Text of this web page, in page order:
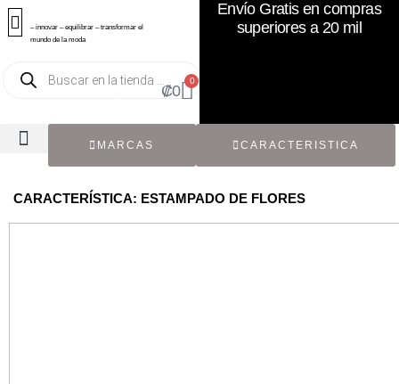
– innovar – equilibrar – transformar el
mundo de la moda
₡0
0
Envío Gratis en compras
superiores a 20 mil
MARCAS CARACTERISTICA
CARACTERÍSTICA: ESTAMPADO DE FLORES